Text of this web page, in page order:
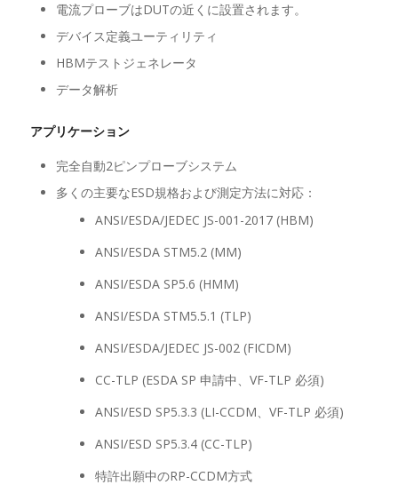
電流プローブはDUTの近くに設置されます。
デバイス定義ユーティリティ
HBMテストジェネレータ
データ解析
アプリケーション
完全自動2ピンプローブシステム
多くの主要なESD規格および測定方法に対応：
ANSI/ESDA/JEDEC JS-001-2017 (HBM)
ANSI/ESDA STM5.2 (MM)
ANSI/ESDA SP5.6 (HMM)
ANSI/ESDA STM5.5.1 (TLP)
ANSI/ESDA/JEDEC JS-002 (FICDM)
CC-TLP (ESDA SP 申請中、VF-TLP 必須)
ANSI/ESD SP5.3.3 (LI-CCDM、VF-TLP 必須)
ANSI/ESD SP5.3.4 (CC-TLP)
特許出願中のRP-CCDM方式